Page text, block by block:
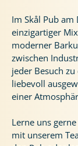
Im Skål Pub
einzigartiger
moderner
zwischen
jeder Besuch
liebevoll
einer
Lerne uns
mit unserem